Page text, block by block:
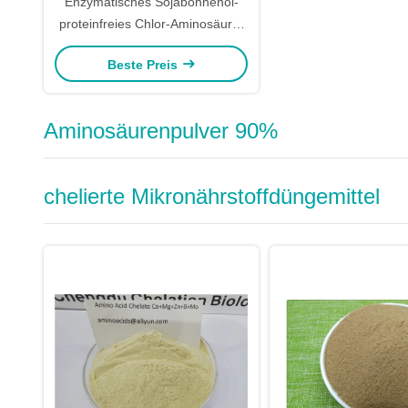
proteinfreies Chlor-Aminosäure-
Pulver 80
Beste Preis
Aminosäurenpulver 90%
chelierte Mikronährstoffdüngemittel